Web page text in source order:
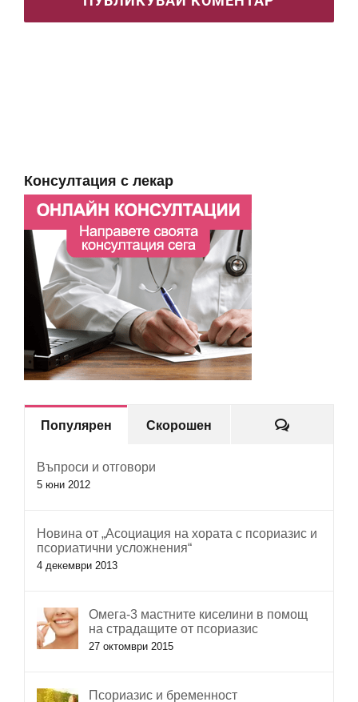
Консултация с лекар
Популярен Скорошен Коментари
Въпроси и отговори
5 юни 2012
Новина от „Асоциация на хората с псориазис и
псориатични усложнения“
4 декември 2013
Омега-3 мастните киселини в помощ
на страдащите от псориазис
27 октомври 2015
Псориазис и бременност